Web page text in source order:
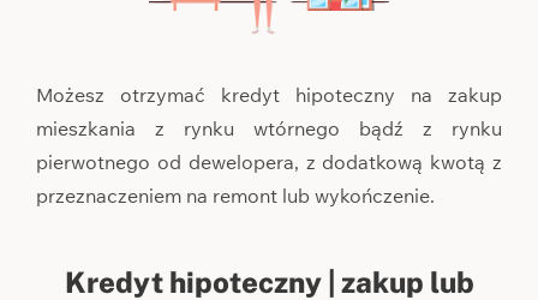
Możesz otrzymać kredyt hipoteczny na zakup
mieszkania z rynku wtórnego bądź z rynku
pierwotnego od dewelopera, z dodatkową kwotą z
przeznaczeniem na remont lub wykończenie.
Kredyt hipoteczny | zakup lub